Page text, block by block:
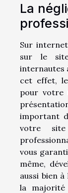
La
Sur
sur le
internautes
cet effet,
pour votre
important
votre
vous
même,
aussi bien
la